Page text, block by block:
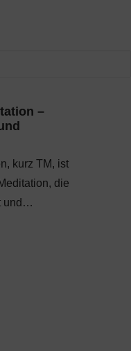
–
kurz TM, ist
die
und…